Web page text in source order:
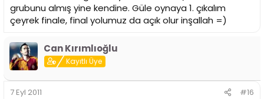
grubunu almış yine kendine. Güle oynaya 1. çıkalım
çeyrek finale, final yolumuz da açık olur inşallah =)
Can Kırımlıoğlu
Kayıtlı Üye
7 Eyl 2011 #16